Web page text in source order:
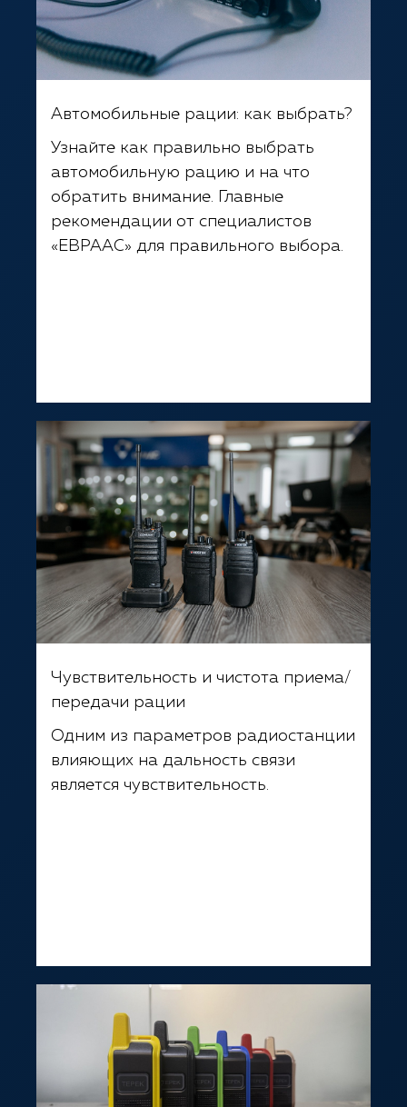
Автомобильные рации: как выбрать?
Узнайте как правильно выбрать
автомобильную рацию и на что
обратить внимание. Главные
рекомендации от специалистов
«ЕВРААС» для правильного выбора.
Чувствительность и чистота приема/
передачи рации
Одним из параметров радиостанции
влияющих на дальность связи
является чувствительность.